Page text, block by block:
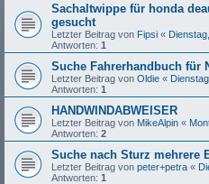
Sachaltwippe für honda
gesucht
Letzter Beitrag von Fipsi «
Antworten: 1
Suche Fahrerhandbuch für
Letzter Beitrag von Oldie «
Antworten: 1
HANDWINDABWEISER
Letzter Beitrag von MikeAlpin «
Antworten: 2
Suche nach Sturz mehrere
Letzter Beitrag von peter+petra «
Antworten: 1